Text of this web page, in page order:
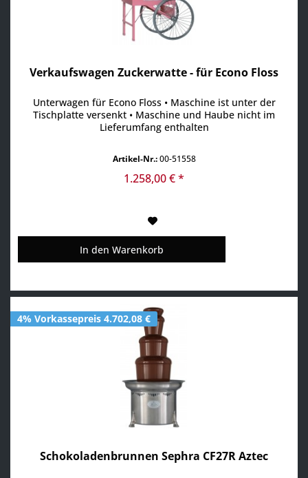
Verkaufswagen Zuckerwatte - für Econo Floss
Unterwagen für Econo Floss • Maschine ist unter der
Tischplatte versenkt • Maschine und Haube nicht im
Lieferumfang enthalten
Artikel-Nr.:00-51558
1.258,00 € *
In den Warenkorb
4% Vorkassepreis 4.702,08 €
Schokoladenbrunnen Sephra CF27R Aztec